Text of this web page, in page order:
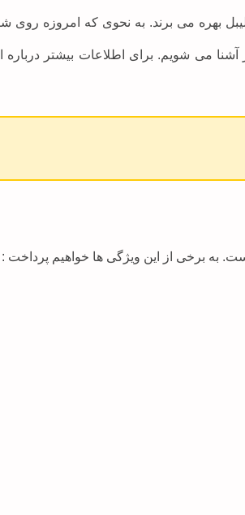
بهره می برند. به نحوی که امروزه روی
می شویم. برای اطلاعات بیشتر درباره
به برخی از این ویژگی ها خواهیم پرداخت :